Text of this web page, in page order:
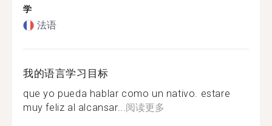
学
法语
我的语言学习目标
que yo pueda hablar como un nativo. estare
muy feliz al alcansar...阅读更多